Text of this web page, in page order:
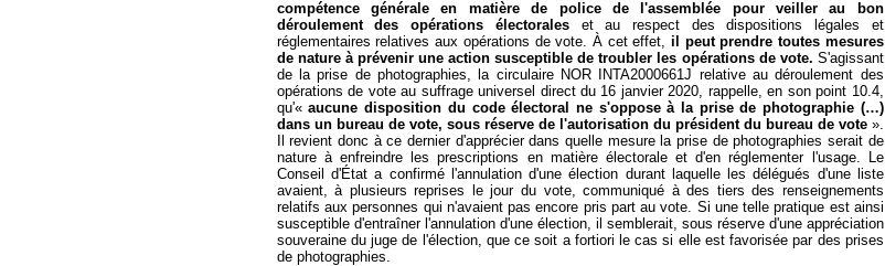
compétence générale en matière de police de l'assemblée pour veiller au bon
déroulement des opérations électoraleset au respect des dispositions légales et
réglementaires relatives aux opérations de vote. À cet effet, il peut prendre toutes mesures
de nature à prévenir une action susceptible de troubler les opérations de vote. S'agissant
de la prise de photographies, la circulaire NOR INTA2000661J relative au déroulement des
opérations de vote au suffrage universel direct du 16 janvier 2020, rappelle, en son point 10.4,
qu'«aucune disposition du code électoral ne s'oppose à la prise de photographie (…)
dans un bureau de vote, sous réserve de l'autorisation du président du bureau de vote».
Il revient donc à ce dernier d'apprécier dans quelle mesure la prise de photographies serait de
nature à enfreindre les prescriptions en matière électorale et d'en réglementer l'usage. Le
Conseil d'État a confirmé l'annulation d'une élection durant laquelle les délégués d'une liste
avaient, à plusieurs reprises le jour du vote, communiqué à des tiers des renseignements
relatifs aux personnes qui n'avaient pas encore pris part au vote. Si une telle pratique est ainsi
susceptible d'entraîner l'annulation d'une élection, il semblerait, sous réserve d'une appréciation
souveraine du juge de l'élection, que ce soit a fortiori le cas si elle est favorisée par des prises
de photographies.